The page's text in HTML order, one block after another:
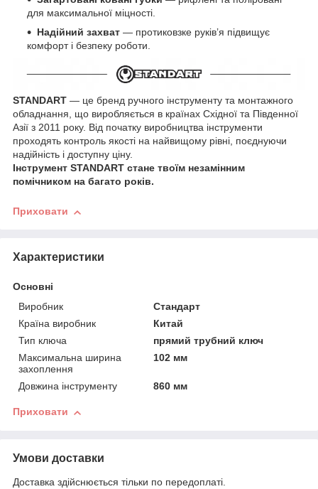
для максимальної міцності.
Надійний захват — протиковзке руків’я підвищує
комфорт і безпеку роботи.
STANDART — це бренд ручного інструменту та монтажного
обладнання, що виробляється в країнах Східної та Південної
Азії з 2011 року. Від початку виробництва інструменти
проходять контроль якості на найвищому рівні, поєднуючи
надійність і доступну ціну.
Інструмент STANDART стане твоїм незамінним
помічником на багато років.
Приховати
Характеристики
Основні
Виробник
Стандарт
Країна виробник
Китай
Тип ключа
прямий трубний ключ
Максимальна ширина
захоплення
102 мм
Довжина інструменту 860 мм
Приховати
Умови доставки
Доставка здійснюється тільки по передоплаті.